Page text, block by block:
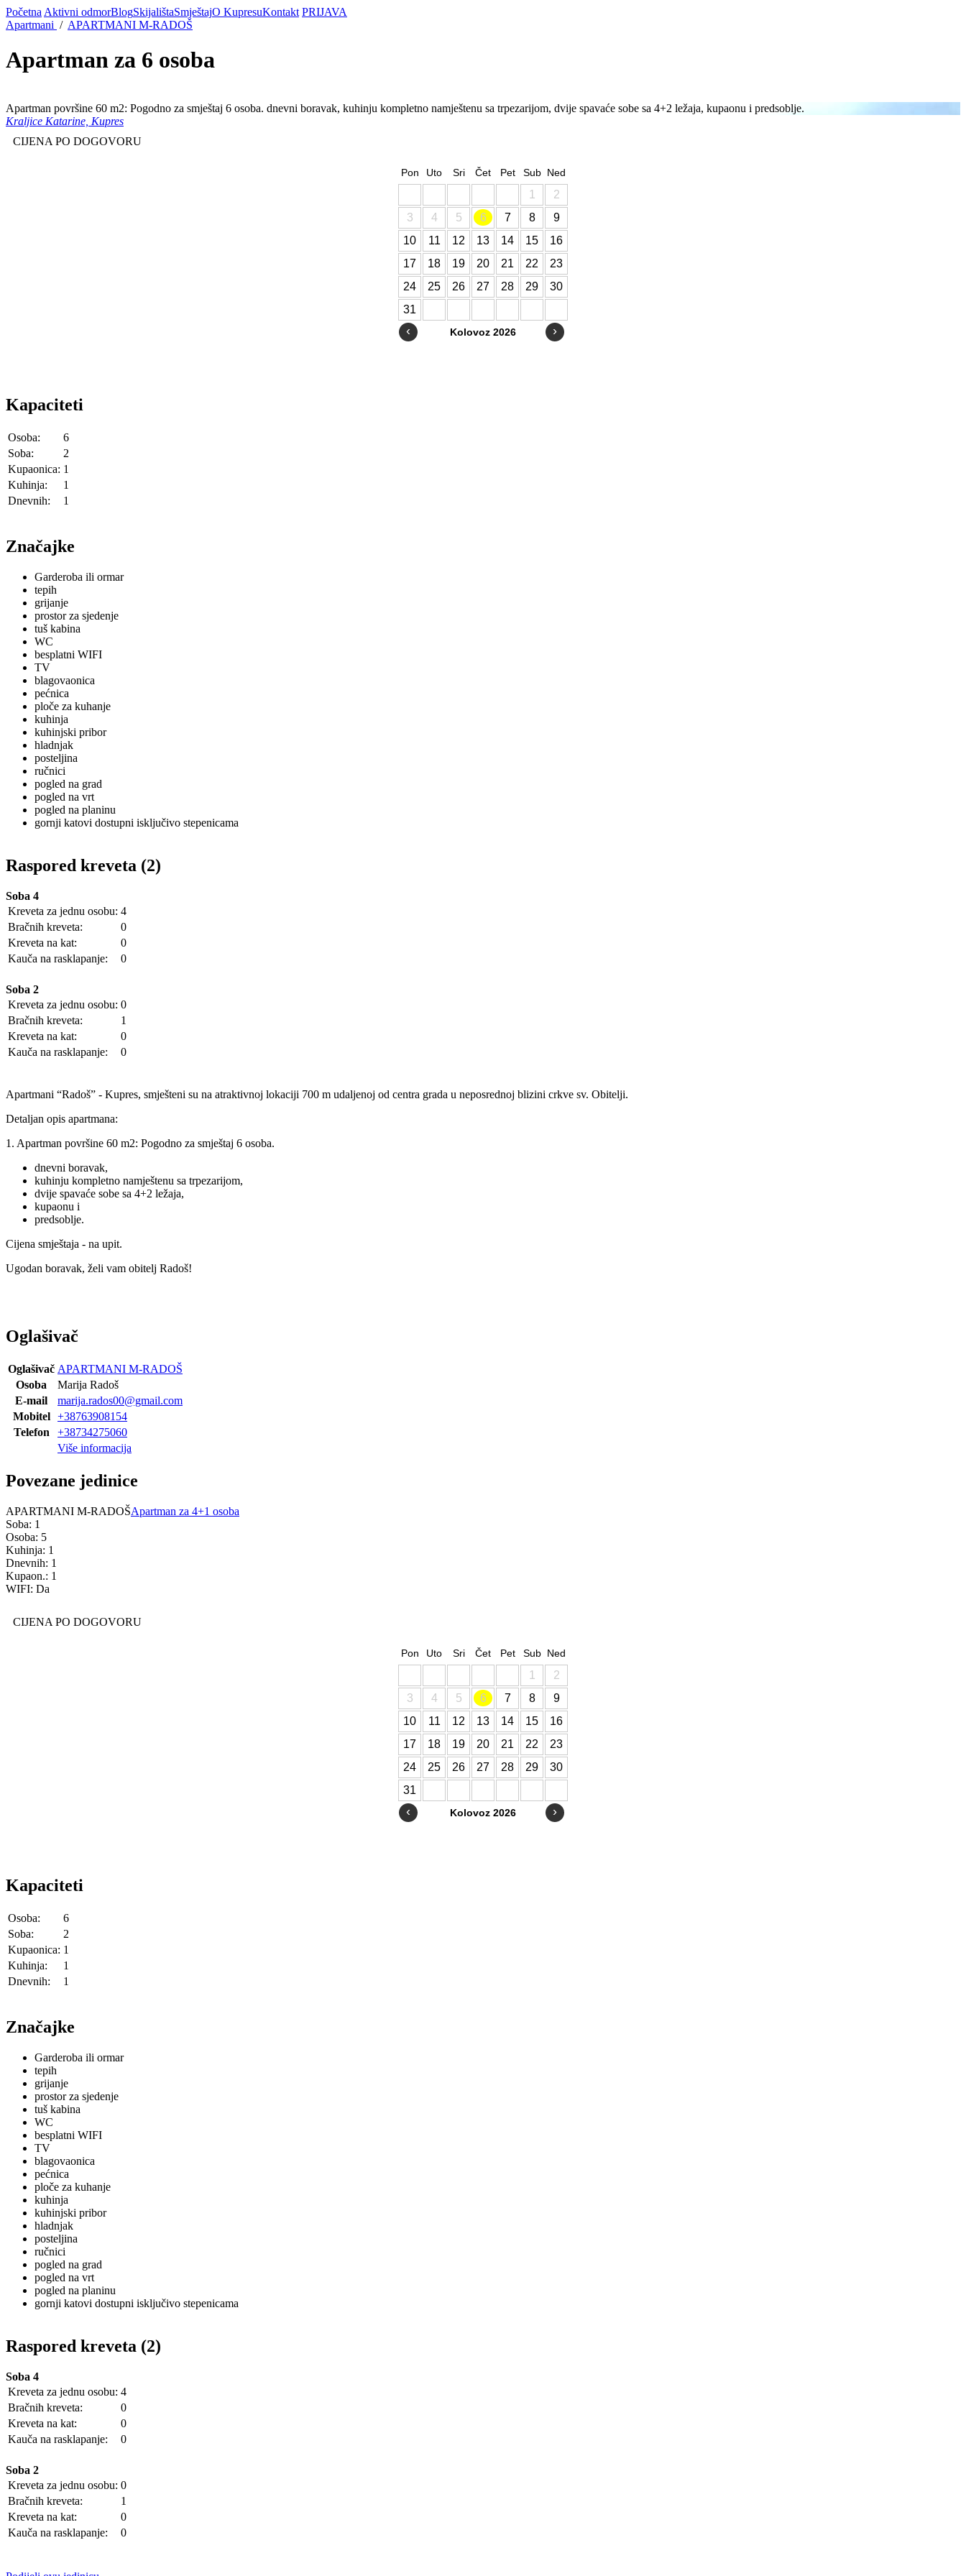
Početna Aktivni odmorBlogSkijalištaSmještajO KupresuKontakt PRIJAVA
Apartmani / APARTMANI M-RADOŠ
Apartman za 6 osoba
Apartman površine 60 m2: Pogodno za smještaj 6 osoba. dnevni boravak, kuhinju kompletno namještenu sa trpezarijom, dvije spavaće sobe sa 4+2 ležaja, kupaonu i predsoblje.
Kraljice Katarine, Kupres
CIJENA PO DOGOVORU
Kapaciteti
Osoba:
6
Soba:
2
Kupaonica: 1
Kuhinja:
1
Dnevnih:
1
Značajke
Garderoba ili ormar
tepih
grijanje
prostor za sjedenje
tuš kabina
WC
besplatni WIFI
TV
blagovaonica
pećnica
ploče za kuhanje
kuhinja
kuhinjski pribor
hladnjak
posteljina
ručnici
pogled na grad
pogled na vrt
pogled na planinu
gornji katovi dostupni isključivo stepenicama
Raspored kreveta (2)
Soba 4
Kreveta za jednu osobu: 4
Bračnih kreveta:
0
Kreveta na kat:
0
Kauča na rasklapanje:
0
Soba 2
Kreveta za jednu osobu: 0
Bračnih kreveta:
1
Kreveta na kat:
0
Kauča na rasklapanje:
0
Apartmani “Radoš” - Kupres, smješteni su na atraktivnoj lokaciji 700 m udaljenoj od centra grada u neposrednoj blizini crkve sv. Obitelji.
Detaljan opis apartmana:
1. Apartman površine 60 m2: Pogodno za smještaj 6 osoba.
dnevni boravak,
kuhinju kompletno namještenu sa trpezarijom,
dvije spavaće sobe sa 4+2 ležaja,
kupaonu i
predsoblje.
Cijena smještaja - na upit.
Ugodan boravak, želi vam obitelj Radoš!
Oglašivač
Oglašivač APARTMANI M-RADOŠ
Osoba
Marija Radoš
E-mail
marija.rados00@gmail.com
Mobitel
+38763908154
Telefon
+38734275060
Više informacija
Povezane jedinice
APARTMANI M-RADOŠApartman za 4+1 osoba
Soba: 1
Osoba: 5
Kuhinja: 1
Dnevnih: 1
Kupaon.: 1
WIFI: Da
CIJENA PO DOGOVORU
Kapaciteti
Osoba:
6
Soba:
2
Kupaonica: 1
Kuhinja:
1
Dnevnih:
1
Značajke
Garderoba ili ormar
tepih
grijanje
prostor za sjedenje
tuš kabina
WC
besplatni WIFI
TV
blagovaonica
pećnica
ploče za kuhanje
kuhinja
kuhinjski pribor
hladnjak
posteljina
ručnici
pogled na grad
pogled na vrt
pogled na planinu
gornji katovi dostupni isključivo stepenicama
Raspored kreveta (2)
Soba 4
Kreveta za jednu osobu: 4
Bračnih kreveta:
0
Kreveta na kat:
0
Kauča na rasklapanje:
0
Soba 2
Kreveta za jednu osobu: 0
Bračnih kreveta:
1
Kreveta na kat:
0
Kauča na rasklapanje:
0